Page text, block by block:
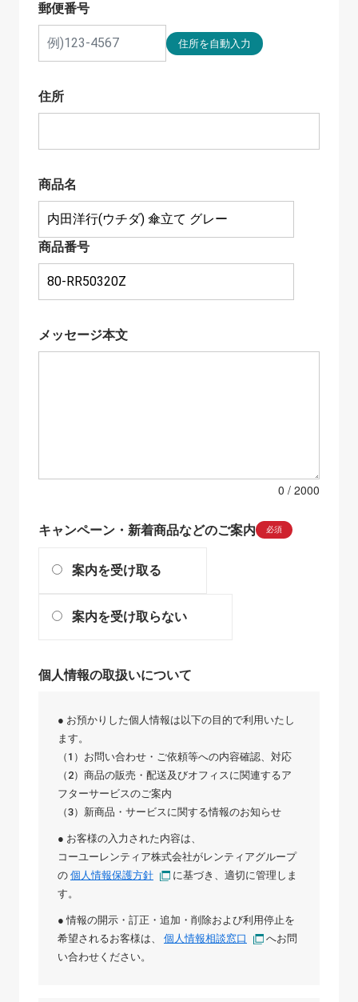
郵便番号
住所
商品名
商品番号
メッセージ本文
0
キャンペーン・新着商品などのご案内 必須
案内を受け取る
案内を受け取らない
個人情報の取扱いについて
● お預かりした個人情報は以下の目的で利用いたし
ます。
（1）お問い合わせ・ご依頼等への内容確認、対応
（2）商品の販売・配送及びオフィスに関連するア
フターサービスのご案内
（3）新商品・サービスに関する情報のお知らせ
● お客様の入力された内容は、
コーユーレンティア株式会社がレンティアグループ
の 個人情報保護方針
に基づき、適切に管理しま
す。
● 情報の開示・訂正・追加・削除および利用停止を
希望されるお客様は、 個人情報相談窓口
へお問
い合わせください。